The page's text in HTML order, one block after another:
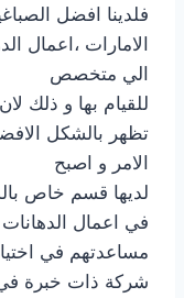
فلدينا افضل
الامارات ،اعمال
الي متخصص
للقيام بها و ذلك
تظهر بالشكل
الامر و اصبح
لديها قسم خاص
في اعمال
مساعدتهم في
شركة ذات خبرة في